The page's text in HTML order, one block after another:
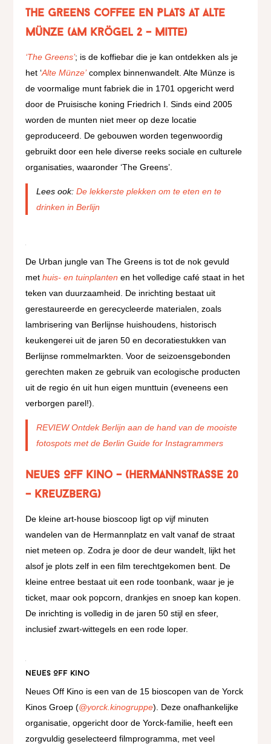
The Greens Coffee en Plats at Alte
Münze (Am Krögel 2 – Mitte)
‘The Greens’; is de koffiebar die je kan ontdekken als je
het ‘Alte Münze’complex binnenwandelt. Alte Münze is
de voormalige munt fabriek die in 1701 opgericht werd
door de Pruisische koning Friedrich I. Sinds eind 2005
worden de munten niet meer op deze locatie
geproduceerd. De gebouwen worden tegenwoordig
gebruikt door een hele diverse reeks sociale en culturele
organisaties, waaronder ‘The Greens’.
Lees ook: De lekkerste plekken om te eten en te
drinken in Berlijn
De Urban jungle van The Greens is tot de nok gevuld
methuis- en tuinplanten en het volledige café staat in het
teken van duurzaamheid. De inrichting bestaat uit
gerestaureerde en gerecycleerde materialen, zoals
lambrisering van Berlijnse huishoudens, historisch
keukengerei uit de jaren 50 en decoratiestukken van
Berlijnse rommelmarkten. Voor de seizoensgebonden
gerechten maken ze gebruik van ecologische producten
uit de regio én uit hun eigen munttuin (eveneens een
verborgen parel!).
REVIEW Ontdek Berlijn aan de hand van de mooiste
fotospots met de Berlin Guide for Instagrammers
Neues Off Kino – (Hermannstrasse 20
– Kreuzberg)
De kleine art-house bioscoop ligt op vijf minuten
wandelen van de Hermannplatz en valt vanaf de straat
niet meteen op. Zodra je door de deur wandelt, lijkt het
alsof je plots zelf in een film terechtgekomen bent. De
kleine entree bestaat uit een rode toonbank, waar je je
ticket, maar ook popcorn, drankjes en snoep kan kopen.
De inrichting is volledig in de jaren 50 stijl en sfeer,
inclusief zwart-wittegels en een rode loper.
Neues Off Kino
Neues Off Kino is een van de 15 bioscopen van de Yorck
Kinos Groep (@yorck.kinogruppe). Deze onafhankelijke
organisatie, opgericht door de Yorck-familie, heeft een
zorgvuldig geselecteerd filmprogramma, met veel